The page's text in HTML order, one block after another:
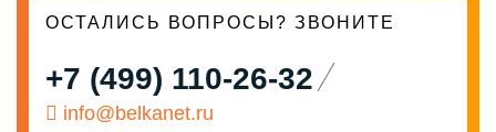
ОСТАЛИСЬ ВОПРОСЫ? ЗВОНИТЕ
+7 (499) 110-26-32
info@belkanet.ru